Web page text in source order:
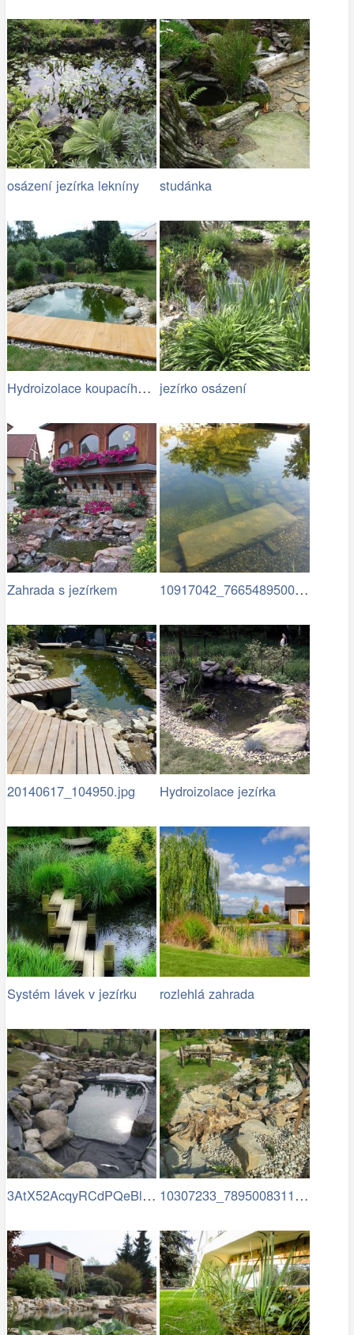
osázení jezírka lekníny studánka
Hydroizolace koupacího jezírka jezírko osázení
Zahrada s jezírkem 10917042_766548950087847…
20140617_104950.jpg Hydroizolace jezírka
Systém lávek v jezírku rozlehlá zahrada
3AtX52AcqyRCdPQeBlSciXoEugVrbvqBJTPN0Dx… 10307233_789500831125992…